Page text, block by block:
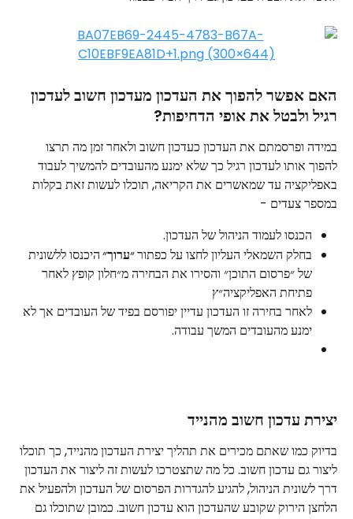
האם אפשר להפוך את העדכון מעדכון חשוב לעדכון
רגיל ולבטל את אופי הדחיפות?
במידה ופרסמתם את העדכון כעדכון חשוב ולאחר זמן מה תרצו
להפוך אותו לעדכון רגיל כך שלא ימנע מהעובדים להמשיך לעבוד
באפליקציה עד שמאשרים את הקריאה, תוכלו לעשות זאת בקלות
במספר צעדים -
הכנסו לעמוד הניהול של העדכון.
בחלק השמאלי העליון לחצו על כפתור ״ערוך״ היכנסו ללשונית
של ״פרסום התוכן״ והסירו את הבחירה מ״חלון קופץ לאחר
פתיחת האפליקציה״ץ
לאחר בחירה זו העדכון עדיין יפורסם בפיד של העובדים אך לא
ימנע מהעובדים המשך עבודה.
יצירת עדכון חשוב מהנייד
בדיוק כמו שאתם מכירים את תהליך יצירת העדכון מהנייד, כך תוכלו
ליצור גם עדכון חשוב. כל מה שתצטרכו לעשות זה ליצור את העדכון
דרך לשונית הניהול, להגיע להגדרות הפרסום של העדכון ולהפעיל את
הלחצן הירוק שקובע שהעדכון הוא עדכון חשוב. כמובן שתוכלו גם